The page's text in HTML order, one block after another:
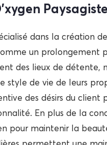
Paysagiste
dans la création
un prolongement
des lieux de détente,
de vie de leurs
des désirs du client
En plus de la
pour maintenir la